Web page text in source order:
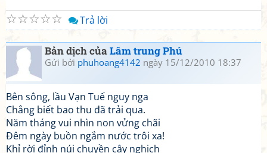
☆
☆
☆
☆
☆ Trả lời
Bản dịch củaLâm trung Phú
Gửi bởi phuhoang4142 ngày 15/12/2010 18:37
Bên sông, lầu Vạn Tuế nguy nga
Chẳng biết bao thu đã trải qua.
Năm tháng vui nhìn non vửng chãi
Đêm ngày buồn ngắm nước trôi xa!
Khỉ rời đỉnh núi chuyền cây nghịch